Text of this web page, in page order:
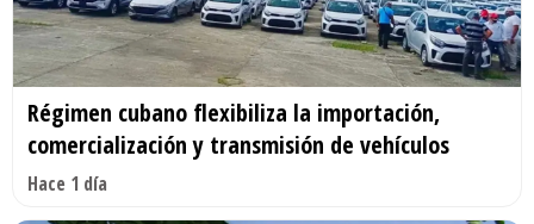
Régimen cubano flexibiliza la importación,
comercialización y transmisión de vehículos
Hace 1 día